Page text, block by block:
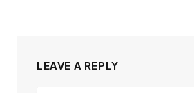
LEAVE A REPLY